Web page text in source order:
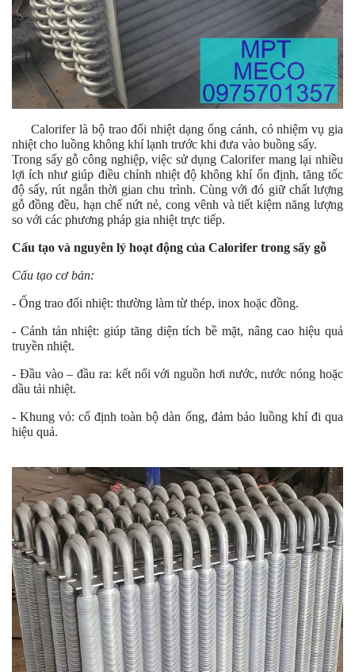
Calorifer là bộ trao đổi nhiệt dạng ống cánh, có nhiệm vụ gia
nhiệt cho luồng không khí lạnh trước khi đưa vào buồng sấy.
Trong sấy gỗ công nghiệp, việc sử dụng Calorifer mang lại nhiều
lợi ích như giúp điều chỉnh nhiệt độ không khí ổn định, tăng tốc
độ sấy, rút ngắn thời gian chu trình. Cùng với đó giữ chất lượng
gỗ đồng đều, hạn chế nứt nẻ, cong vênh và tiết kiệm năng lượng
so với các phương pháp gia nhiệt trực tiếp.
Cấu tạo và nguyên lý hoạt động của Calorifer trong sấy gỗ
Cấu tạo cơ bản:
- Ống trao đổi nhiệt: thường làm từ thép, inox hoặc đồng.
- Cánh tản nhiệt: giúp tăng diện tích bề mặt, nâng cao hiệu quả
truyền nhiệt.
- Đầu vào – đầu ra: kết nối với nguồn hơi nước, nước nóng hoặc
dầu tải nhiệt.
- Khung vỏ: cố định toàn bộ dàn ống, đảm bảo luồng khí đi qua
hiệu quả.